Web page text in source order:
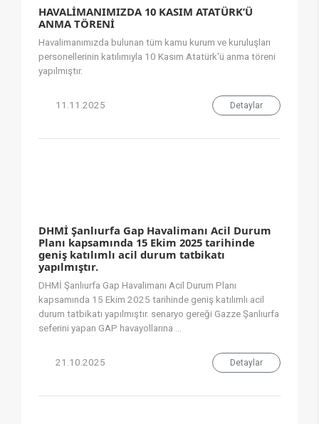
HAVALİMANIMIZDA 10 KASIM ATATÜRK’Ü
ANMA TÖRENİ
Havalimanımızda bulunan tüm kamu kurum ve kuruluşları
personellerinin katılımıyla 10 Kasım Atatürk'ü anma töreni
yapılmıştır.​​​
11.11.2025 Detaylar
DHMİ Şanlıurfa Gap Havalimanı Acil Durum
Planı kapsamında 15 Ekim 2025 tarihinde
geniş katılımlı acil durum tatbikatı
yapılmıştır.
DHMİ Şanlıurfa Gap Havalimanı Acil Durum Planı
kapsamında 15 Ekim 2025 tarihinde geniş katılımlı acil
durum tatbikatı yapılmıştır. senaryo gereği Gazze Şanlıurfa
seferini yapan GAP havayollarına ...
21.10.2025 Detaylar